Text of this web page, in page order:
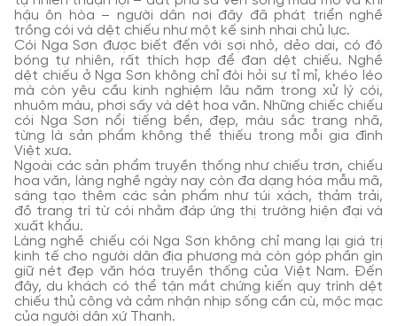
hậu ôn hòa – người dân nơi đây đã phát triển nghề
trồng cói và dệt chiếu như một kế sinh nhai chủ lực.
Cói Nga Sơn được biết đến với sợi nhỏ, dẻo dai, có độ
bóng tự nhiên, rất thích hợp để đan dệt chiếu. Nghề
dệt chiếu ở Nga Sơn không chỉ đòi hỏi sự tỉ mỉ, khéo léo
mà còn yêu cầu kinh nghiệm lâu năm trong xử lý cói,
nhuộm màu, phơi sấy và dệt hoa văn. Những chiếc chiếu
cói Nga Sơn nổi tiếng bền, đẹp, màu sắc trang nhã,
từng là sản phẩm không thể thiếu trong mỗi gia đình
Việt xưa.
Ngoài các sản phẩm truyền thống như chiếu trơn, chiếu
hoa văn, làng nghề ngày nay còn đa dạng hóa mẫu mã,
sáng tạo thêm các sản phẩm như túi xách, thảm trải,
đồ trang trí từ cói nhằm đáp ứng thị trường hiện đại và
xuất khẩu.
Làng nghề chiếu cói Nga Sơn không chỉ mang lại giá trị
kinh tế cho người dân địa phương mà còn góp phần gìn
giữ nét đẹp văn hóa truyền thống của Việt Nam. Đến
đây, du khách có thể tận mắt chứng kiến quy trình dệt
chiếu thủ công và cảm nhận nhịp sống cần cù, mộc mạc
của người dân xứ Thanh.